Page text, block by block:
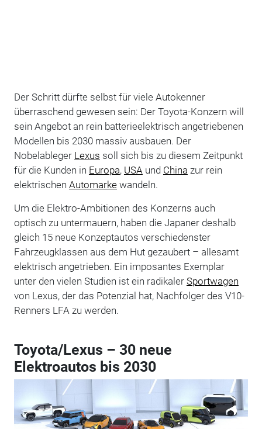
Der Schritt dürfte selbst für viele Autokenner
überraschend gewesen sein: Der Toyota-Konzern will
sein Angebot an rein batterieelektrisch angetriebenen
Modellen bis 2030 massiv ausbauen. Der
Nobelableger Lexus soll sich bis zu diesem Zeitpunkt
für die Kunden in Europa, USA und China zur rein
elektrischen Automarkewandeln.
Um die Elektro-Ambitionen des Konzerns auch
optisch zu untermauern, haben die Japaner deshalb
gleich 15 neue Konzeptautos verschiedenster
Fahrzeugklassen aus dem Hut gezaubert – allesamt
elektrisch angetrieben. Ein imposantes Exemplar
unter den vielen Studien ist ein radikaler Sportwagen
von Lexus, der das Potenzial hat, Nachfolger des V10-
Renners LFA zu werden.
Toyota/Lexus – 30 neue
Elektroautos bis 2030